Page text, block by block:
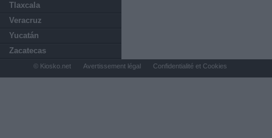
Tlaxcala
Veracruz
Yucatán
Zacatecas
© Kiosko.net Avertissement légal Confidentialité et Cookies